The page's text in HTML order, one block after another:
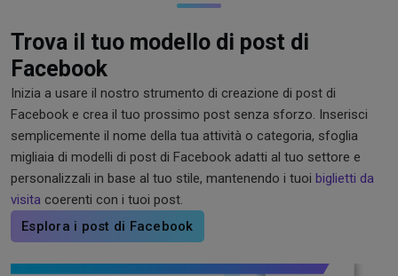
Trova il tuo modello di post di
Facebook
Inizia a usare il nostro strumento di creazione di post di
Facebook e crea il tuo prossimo post senza sforzo. Inserisci
semplicemente il nome della tua attività o categoria, sfoglia
migliaia di modelli di post di Facebook adatti al tuo settore e
personalizzali in base al tuo stile, mantenendo i tuoi biglietti da
visita coerenti con i tuoi post.
Esplora i post di Facebook